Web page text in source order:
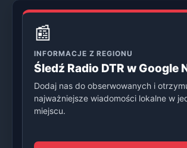
📰
INFORMACJE Z REGIONU
Śledź Radio DTR w Google
Dodaj nas do obserwowanych i
najważniejsze wiadomości lokalne w
miejscu.